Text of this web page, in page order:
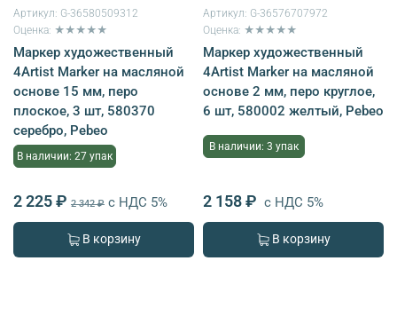
Артикул: G-36580509312
Оценка: ★★★★★
Маркер художественный
4Artist Marker на масляной
основе 15 мм, перо
плоское, 3 шт, 580370
серебро, Pebeo
В наличии: 27 упак
2 225 ₽ 2 342 ₽ с НДС 5%
В корзину
Артикул: G-36576707972
Оценка: ★★★★★
Маркер художественный
4Artist Marker на масляной
основе 2 мм, перо круглое,
6 шт, 580002 желтый, Pebeo
В наличии: 3 упак
2 158 ₽ с НДС 5%
В корзину